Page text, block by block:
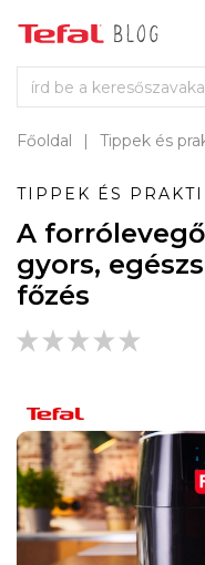
Főoldal Tippek és
TIPPEK ÉS
A
gyors,
főzés